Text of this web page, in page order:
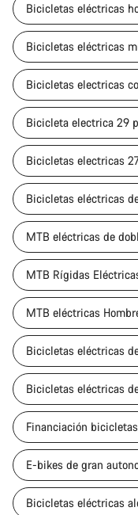
Bicicletas eléctricas
Bicicletas eléctricas
Bicicletas electricas
Bicicleta electrica 29
Bicicletas electricas
Bicicletas eléctricas
MTB eléctricas de
MTB Rígidas
MTB eléctricas
Bicicletas eléctricas
Bicicletas eléctricas
Financiación
E-bikes de gran
Bicicletas eléctricas